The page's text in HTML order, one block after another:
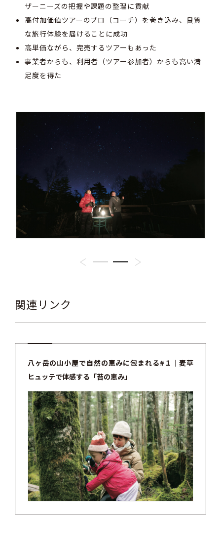
ザーニーズの把握や課題の整理に貢献
高付加価値ツアーのプロ（コーチ）を巻き込み、良質
な旅行体験を届けることに成功
高単価ながら、完売するツアーもあった
事業者からも、利用者（ツアー参加者）からも高い満
足度を得た
関連リンク
八ヶ岳の山小屋で自然の恵みに包まれる#１｜麦草
ヒュッテで体感する「苔の恵み」